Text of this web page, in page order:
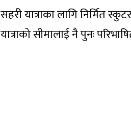
सहरी यात्राका लागि निर्मित
यात्राको सीमालाई नै पुनः